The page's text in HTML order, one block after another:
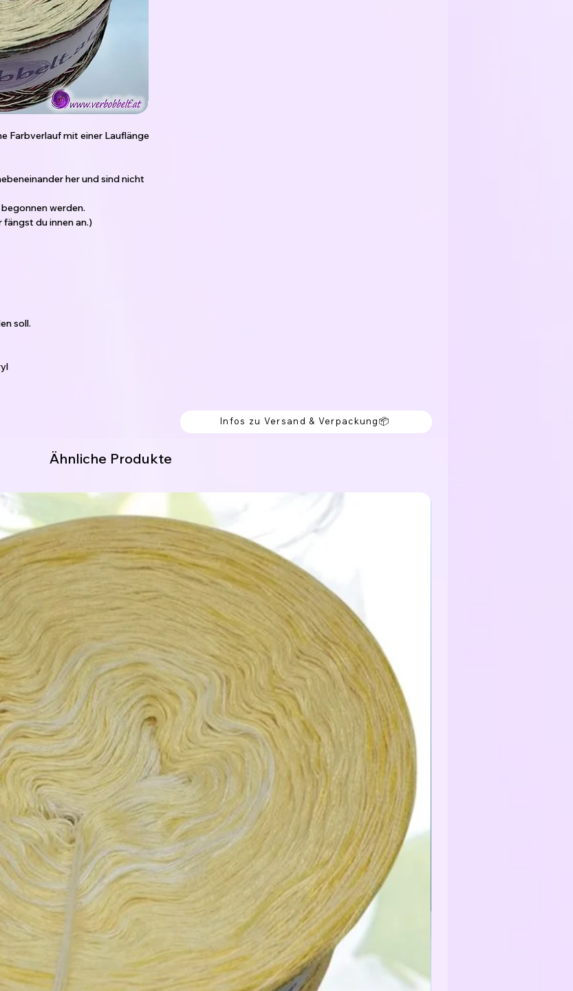
Farbverlauf mit einer Lauflänge
her und sind nicht
werden.
fängst du innen an.)
soll.
Infos zu Versand & Verpackung📦
Ähnliche Produkte